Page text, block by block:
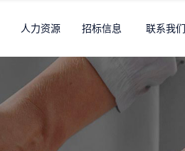
人力资源 招标信息 联系我们